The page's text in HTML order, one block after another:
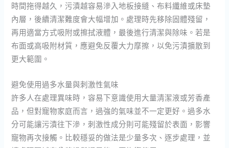
時間拖得越久，污漬越容易滲入地板接縫、布料纖維或床墊
內層，後續清潔難度會大幅增加。處理時先移除固體殘留，
再用適當方式吸附或擦拭液體，最後進行清潔與除味。若是
布面或高吸附材質，應避免反覆大力摩擦，以免污漬擴散到
更大範圍。
避免使用過多水量與刺激性氣味
許多人在處理異味時，容易下意識使用大量清潔液或芳香產
品，但對寵物家庭而言，過強的氣味並不一定更好。過多水
分可能讓污漬往下滲，刺激性成分則可能殘留於表面，影響
寵物再次接觸。比較穩妥的做法是少量多次、逐步處理，並